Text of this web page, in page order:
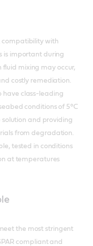
compatibility with
is important during
mixing may occur,
costly remediation.
have class-leading
conditions of 5°C
and providing
from degradation.
tested in conditions
at temperatures
the most stringent
compliant and